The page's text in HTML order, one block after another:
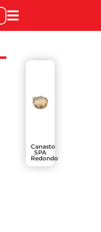
Canasto
SPA
Redondo